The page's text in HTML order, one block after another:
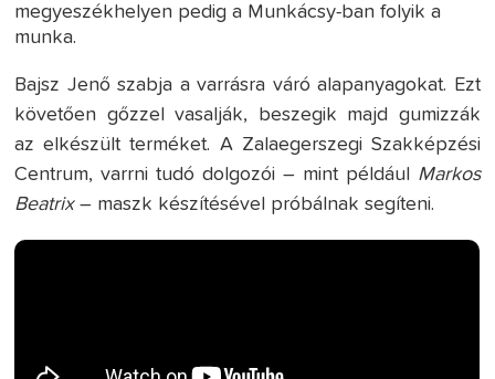
megyeszékhelyen pedig a Munkácsy-ban folyik a
munka.
Bajsz Jenő szabja a varrásra váró alapanyagokat. Ezt
követően gőzzel vasalják, beszegik majd gumizzák
az elkészült terméket. A Zalaegerszegi Szakképzési
Centrum, varrni tudó dolgozói – mint például Markos
Beatrix– maszk készítésével próbálnak segíteni.